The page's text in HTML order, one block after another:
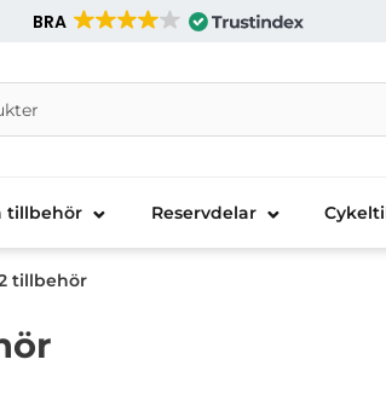
BRA
AB
tillbehör Reservdelar
tillbehör